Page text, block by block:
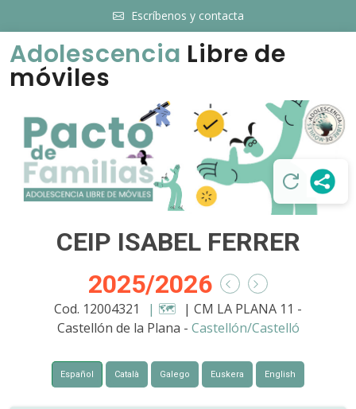
Escríbenos y contacta
Adolescencia Libre de
móviles
CEIP ISABEL FERRER
2025/2026
Cod. 12004321 | 🗺️ | CM LA PLANA 11 -
Castellón de la Plana - Castellón/Castelló
Español Català Galego Euskera English